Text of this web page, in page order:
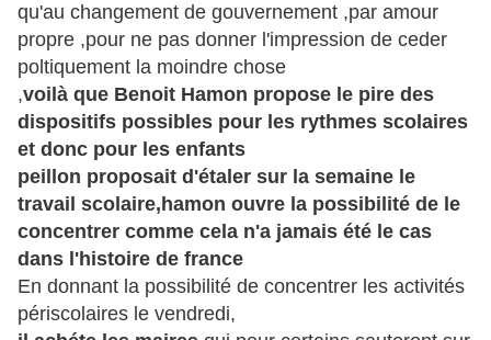
qu'au changement de gouvernement ,par amour
propre ,pour ne pas donner l'impression de ceder
poltiquement la moindre chose
,voilà que Benoit Hamon propose le pire des
dispositifs possibles pour les rythmes scolaires
et donc pour les enfants
peillon proposait d'étaler sur la semaine le
travail scolaire,hamon ouvre la possibilité de le
concentrer comme cela n'a jamais été le cas
dans l'histoire de france
En donnant la possibilité de concentrer les activités
périscolaires le vendredi,